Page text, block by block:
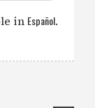
in Español.